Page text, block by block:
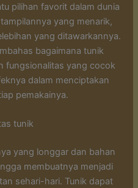
pilihan favorit dalam dunia
yang menarik,
yang ditawarkannya.
bagaimana tunik
fungsionalitas yang cocok
dalam menciptakan
pemakainya.
tunik
yang longgar dan bahan
membuatnya menjadi
sehari-hari. Tunik dapat